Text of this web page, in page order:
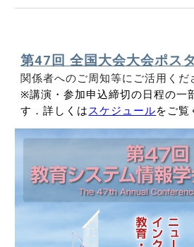
第47回 全国大会大会ポス
関係者へのご周知等にご活用くだ
※講演・参加申込締切の日程の一
す．詳しくはスケジュールをご覧